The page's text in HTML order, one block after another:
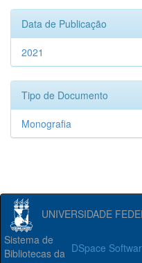
Data de Publicação
2021
Tipo de Documento
Monografia
UNIVERSIDADE
DSpace
Sistema de
Bibliotecas da